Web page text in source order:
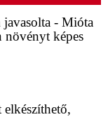
javasolta - Mióta
képes